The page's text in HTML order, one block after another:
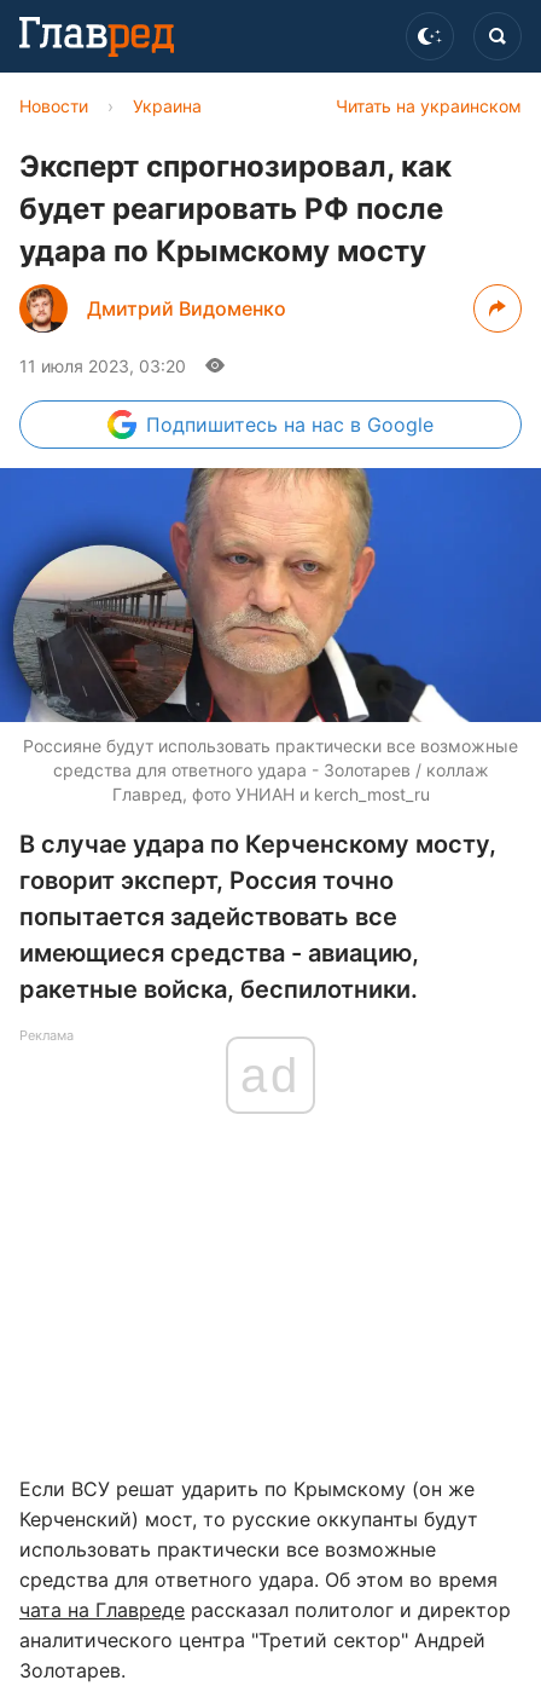
Читать на украинском
Новости › Украина
Эксперт спрогнозировал, как
будет реагировать РФ после
удара по Крымскому мосту
Дмитрий Видоменко
11 июля 2023, 03:20
Подпишитесь на нас в Google
Россияне будут использовать практически все возможные
средства для ответного удара - Золотарев / коллаж
Главред, фото УНИАН и kerch_most_ru
В случае удара по Керченскому мосту,
говорит эксперт, Россия точно
попытается задействовать все
имеющиеся средства - авиацию,
ракетные войска, беспилотники.
Реклама
ad
Если ВСУ решат ударить по Крымскому (он же
Керченский) мост, то русские оккупанты будут
использовать практически все возможные
средства для ответного удара. Об этом во время
чата на Главреде рассказал политолог и директор
аналитического центра "Третий сектор" Андрей
Золотарев.